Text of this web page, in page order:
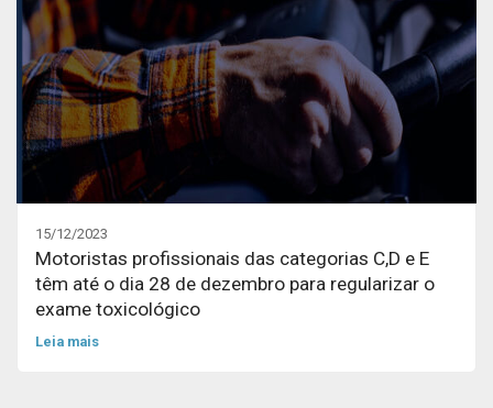
15/12/2023
Motoristas profissionais das categorias C,D e E
têm até o dia 28 de dezembro para regularizar o
exame toxicológico
Leia mais